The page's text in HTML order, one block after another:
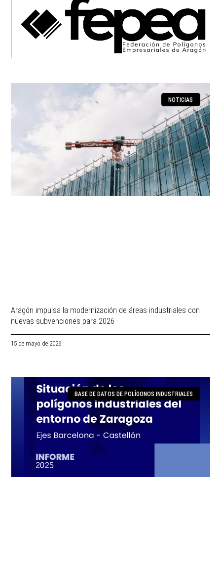
NOTICIAS
Aragón impulsa la modernización de áreas industriales con
nuevas subvenciones para 2026
15 de mayo de 2026
BASE DE DATOS DE POLÍGONOS INDUSTRIALES